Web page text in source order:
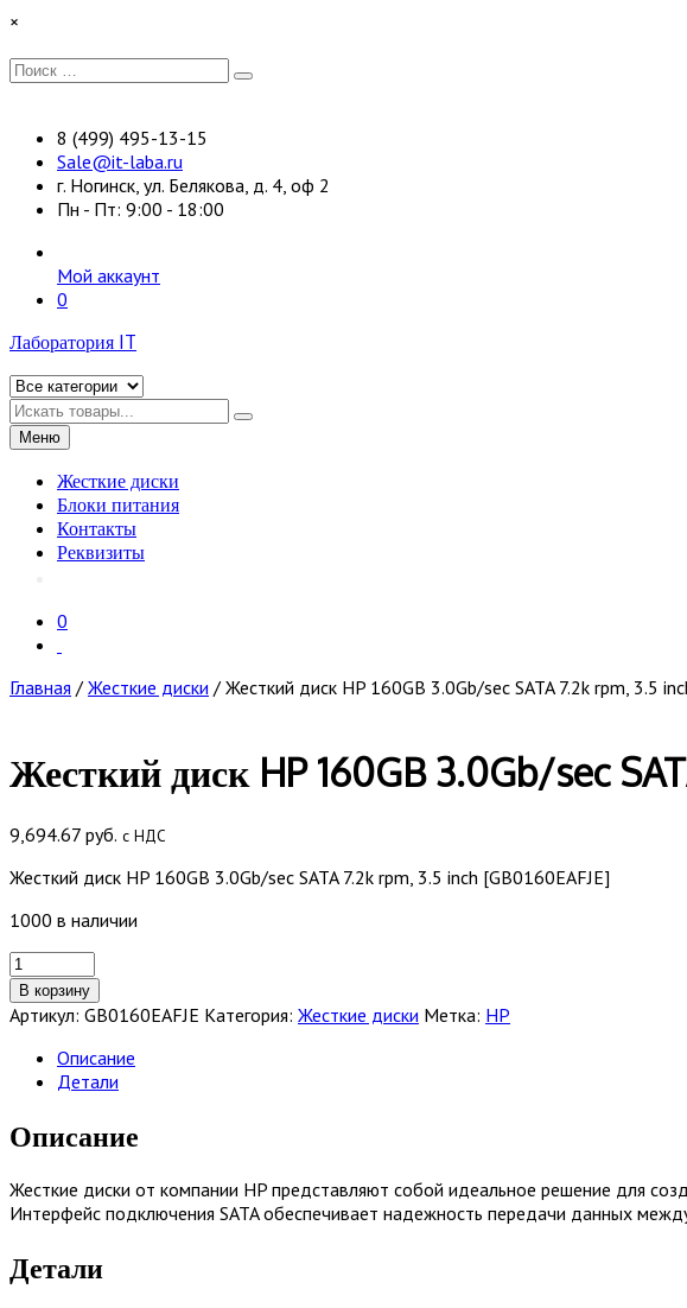
Перейти
содержимому
×
Искать:
Поиск
8 (499) 495-13-15
Sale@it-laba.ru
г. Ногинск, ул. Белякова, д. 4, оф 2
Пн - Пт: 9:00 - 18:00
Мой аккаунт
0
Лаборатория IT
Искать
Меню
Жесткие диски
Блоки питания
Контакты
Реквизиты
0
Главная / Жесткие диски / Жесткий диск HP 160GB 3.0Gb/sec SATA 7.2k rpm, 3.5
Жесткий диск HP 160GB 3.0Gb/sec
9,694.67 руб. с НДС
Жесткий диск HP 160GB 3.0Gb/sec SATA 7.2k rpm, 3.5 inch [GB0160EAFJE]
1000 в наличии
Количество
товара
Жесткий
диск
160GB
SATA
7.2k
3.5
inch
В корзину
Артикул: GB0160EAFJE Категория: Жесткие диски Метка: HP
Описание
Детали
Описание
Жесткие диски от компании HP представляют собой идеальное решение для
Интерфейс подключения SATA обеспечивает надежность передачи данных
Детали